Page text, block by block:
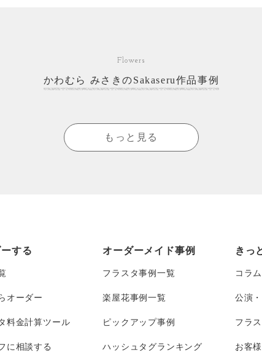
Flowers
かわむら みさきのSakaseru作品事例
もっと見る
する
オーダー
料金計算ツール
に相談する
オーダーメイド事例
フラスタ事例一覧
楽屋花事例一覧
ピックアップ事例
ハッシュタグランキング
きっ
コラ
公演
フラ
お客